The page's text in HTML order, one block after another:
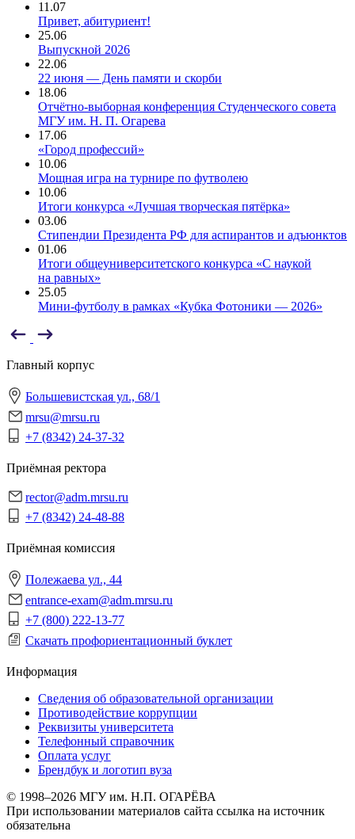
11.07
Привет, абитуриент!
25.06
Выпускной 2026
22.06
22 июня — День памяти и скорби
18.06
Отчётно-выборная конференция Студенческого совета
МГУ им. Н. П. Огарева
17.06
«Город профессий»
10.06
Мощная игра на турнире по футволею
10.06
Итоги конкурса «Лучшая творческая пятёрка»
03.06
Стипендии Президента РФ для аспирантов и адъюнктов
01.06
Итоги общеуниверситетского конкурса «С наукой
на равных»
25.05
Мини-футболу в рамках «Кубка Фотоники — 2026»
Главный корпус
Большевистская ул., 68/1
mrsu@mrsu.ru
+7 (8342) 24-37-32
Приёмная ректора
rector@adm.mrsu.ru
+7 (8342) 24-48-88
Приёмная комиссия
Полежаева ул., 44
entrance-exam@adm.mrsu.ru
+7 (800) 222-13-77
Скачать профориентационный буклет
Информация
Сведения об образовательной организации
Противодействие коррупции
Реквизиты университета
Телефонный справочник
Оплата услуг
Брендбук и логотип вуза
© 1998–2026 МГУ им. Н.П. ОГАРЁВА
При использовании материалов сайта ссылка на источник
обязательна